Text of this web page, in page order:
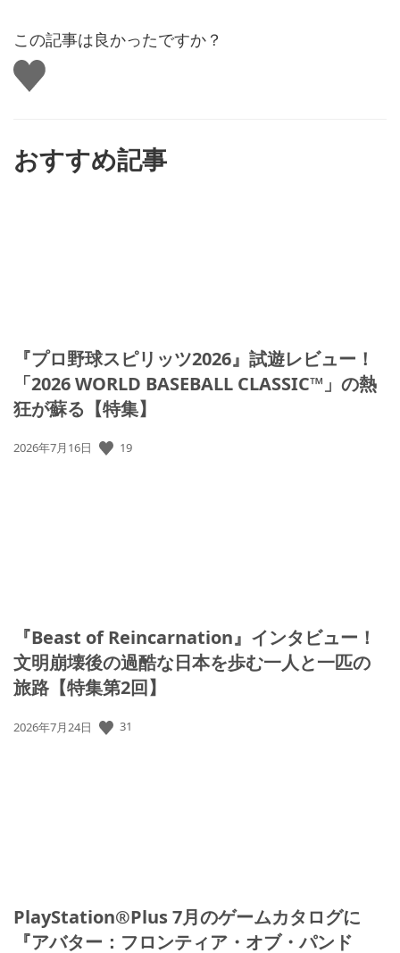
この記事は良かったですか？
い
い
おすすめ記事
『プロ野球スピリッツ2026』試遊レビュー！
「2026 WORLD BASEBALL CLASSIC™」の熱
狂が蘇る【特集】
公
2026年7月16日 19
『Beast of Reincarnation』インタビュー！
文明崩壊後の過酷な日本を歩む一人と一匹の
旅路【特集第2回】
公
2026年7月24日 31
PlayStation®Plus 7月のゲームカタログに
『アバター：フロンティア・オブ・パンド